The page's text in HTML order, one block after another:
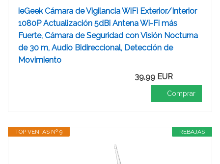
ieGeek Cámara de Vigilancia WiFi Exterior/Interior
1080P Actualización 5dBi Antena Wi-Fi más
Fuerte, Cámara de Seguridad con Visión Nocturna
de 30 m, Audio Bidireccional, Detección de
Movimiento
39,99 EUR
Comprar
REBAJAS
TOP VENTAS Nº 9